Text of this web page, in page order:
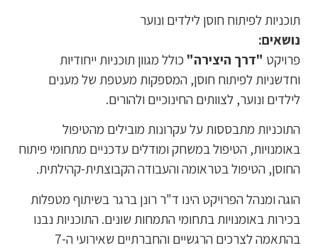
תוכניות לפיתוח חוסן לילדים ונוער
נושאים:
פרויקט "דרך היצירה" כולל מגוון תוכניות ייחודיות
וחדשניות לפיתוח חוסן, המספקות מעטפת של מענים
לילדים ונוער, לצוותים החינוכיים ולהורים.
התוכניות מתבססות על עקרונות מובילים מהטיפול
באומנויות, הטיפול במשחק ומודלים עדכניים מתחומי פיתוח
החוסן, הטיפול בטראומה והעבודה הקבוצתית-קהילתית.
הוגה ומנהל הפרויקט הינו ד"ר רונן ברגר בשיתוף מטפלות
בכירות באומנויות בתחומי התמחות שונים. התוכניות נבנו
בהתאמה לצרכים הרגשיים והחברתיים שאירועי ה-7
טופס רישום להכשרה
דרך היצירה – מתחברים לכוחות ותקווה